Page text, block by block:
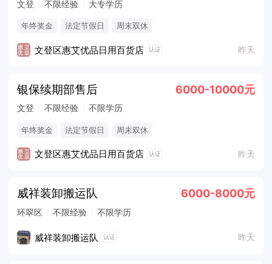
文登 不限经验 大专学历
年终奖金 法定节假日 周末双休
文登区惠艾优品日用百货店 认证 昨天
银保续期部售后 6000-10000元
文登 不限经验 不限学历
年终奖金 法定节假日 周末双休
文登区惠艾优品日用百货店 认证 昨天
威祥装卸搬运队 6000-8000元
环翠区 不限经验 不限学历
威祥装卸搬运队 认证 昨天